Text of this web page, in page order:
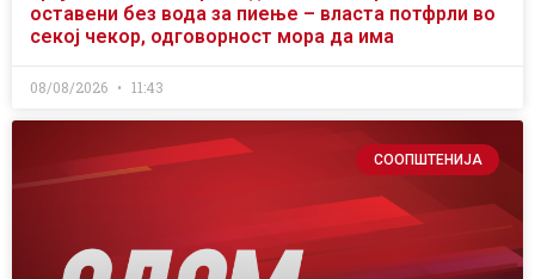
оставени без вода за пиење – власта потфрли во
секој чекор, одговорност мора да има
08/08/2026 11:43
СООПШТЕНИЈА